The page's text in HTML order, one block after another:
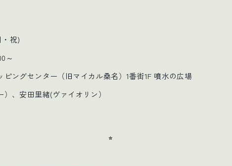
祝)
～
ングセンター（旧マイカル桑名）1番街1F 噴水の広場
、安田里緒(ヴァイオリン）
⭐︎